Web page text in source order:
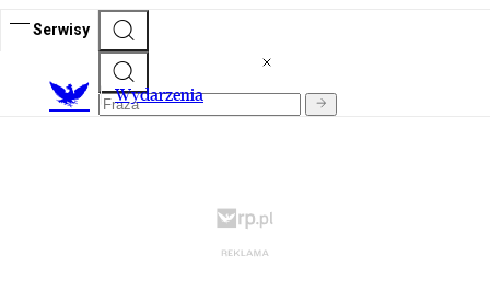
Serwisy
Wydarzenia